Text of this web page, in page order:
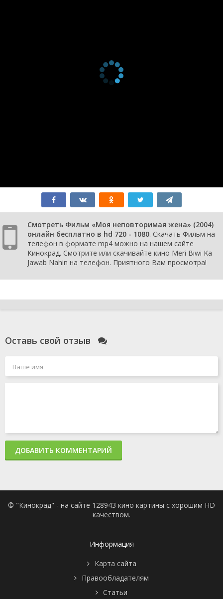
Смотреть Фильм «Моя неповторимая жена» (2004)
онлайн бесплатно в hd 720 - 1080. Скачать Фильм на
телефон в формате mp4 можно на нашем сайте
Кинокрад. Смотрите или скачивайте кино Meri Biwi Ka
Jawab Nahin на телефон. Приятного Вам просмотра!
Оставь свой отзыв
ДОБАВИТЬ КОММЕНТАРИЙ
© "Кинокрад" - на сайте 128943 кино картины с хорошим HD
качеством.
Информация
Карта сайта
Правообладателям
Статьи